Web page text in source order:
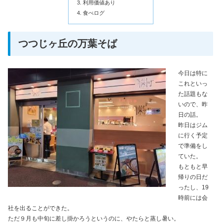
利用価値あり
食べログ
つつじヶ丘の万葉そば
今日は特に
これといっ
た話題もな
いので、昨
日の話。
昨日はジム
に行く予定
で準備をし
ていた。
もともと早
帰りの日だ
ったし、19
時前には会
社を出ることができた。
ただ９月も中旬に差し掛かろうというのに、やたらと蒸し暑い。